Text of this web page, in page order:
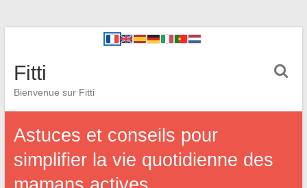
Fitti
Bienvenue sur Fitti
Astuces et conseils pour
simplifier la vie quotidienne des